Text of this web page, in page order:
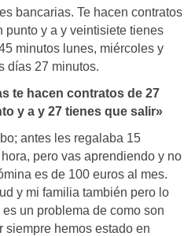
bancarias. Te hacen contratos
punto y a y veintisiete tienes
minutos lunes, miércoles y
días 27 minutos.
te hacen contratos de 27
y a y 27 tienes que salir»
antes les regalaba 15
pero vas aprendiendo y no
es de 100 euros al mes.
y mi familia también pero lo
un problema de como son
siempre hemos estado en